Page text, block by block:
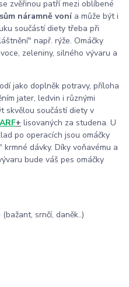
zvěřinou patří mezi oblíbené
náramně voní a může být i
součástí diety třeba při
např. rýže. Omáčky
zeleniny, silného vývaru a
jako doplněk potravy, příloha
jater, ledvin i různými
skvělou součástí diety v
+ lisovaných za studena. U
po operacích jsou omáčky
dávky. Díky voňavému a
bude váš pes omáčky
srnčí, daněk..)